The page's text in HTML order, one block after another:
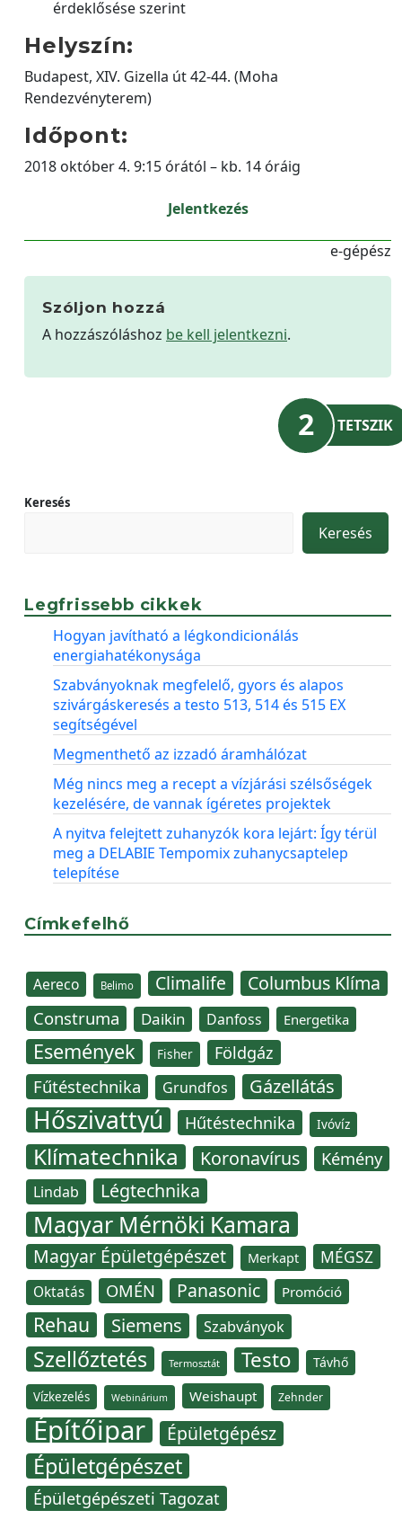
érdeklősése szerint
Helyszín:
Budapest, XIV. Gizella út 42-44. (Moha
Rendezvényterem)
Időpont:
2018 október 4. 9:15 órától – kb. 14 óráig
Jelentkezés
e-gépész
Szóljon hozzá
A hozzászóláshoz be kell jelentkezni.
2 TETSZIK
Keresés
Keresés
Legfrissebb cikkek
Hogyan javítható a légkondicionálás
energiahatékonysága
Szabványoknak megfelelő, gyors és alapos
szivárgáskeresés a testo 513, 514 és 515 EX
segítségével
Megmenthető az izzadó áramhálózat
Még nincs meg a recept a vízjárási szélsőségek
kezelésére, de vannak ígéretes projektek
A nyitva felejtett zuhanyzók kora lejárt: Így térül
meg a DELABIE Tempomix zuhanycsaptelep
telepítése
Címkefelhő
Aereco Belimo Climalife Columbus Klíma
Construma Daikin Danfoss Energetika
Események Fisher Földgáz
Fűtéstechnika Grundfos Gázellátás
Hőszivattyú Hűtéstechnika Ivóvíz
Klímatechnika Koronavírus Kémény
Lindab Légtechnika
Magyar Mérnöki Kamara
Magyar Épületgépészet Merkapt MÉGSZ
Oktatás OMÉN Panasonic Promóció
Rehau Siemens Szabványok
Szellőztetés Termosztát Testo Távhő
Vízkezelés Webinárium Weishaupt Zehnder
Építőipar Épületgépész
Épületgépészet
Épületgépészeti Tagozat